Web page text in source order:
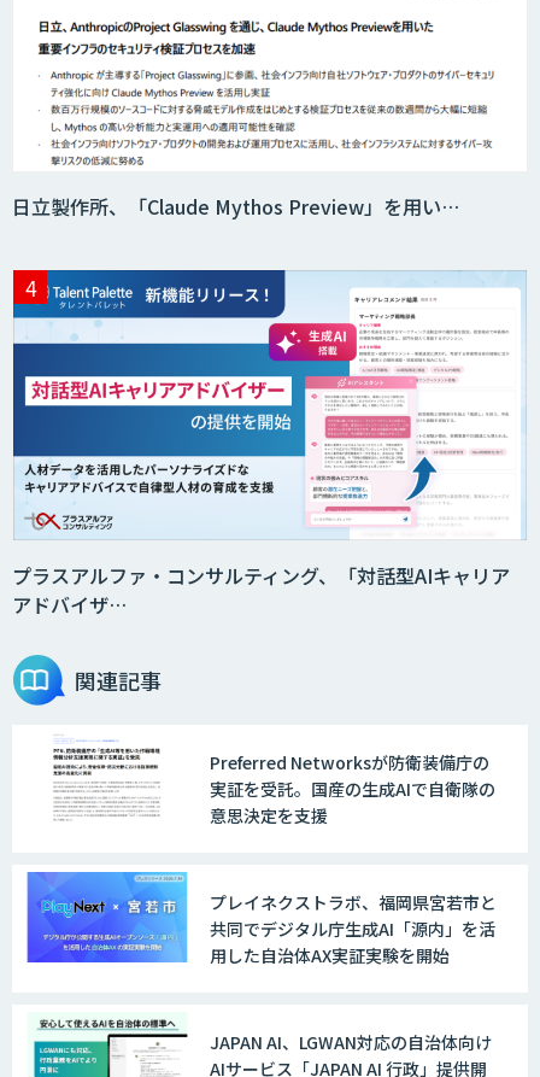
日立製作所、「Claude Mythos Preview」を用い…
プラスアルファ・コンサルティング、「対話型AIキャリア
アドバイザ…
関連記事
Preferred Networksが防衛装備庁の
実証を受託。国産の生成AIで自衛隊の
意思決定を支援
プレイネクストラボ、福岡県宮若市と
共同でデジタル庁生成AI「源内」を活
用した自治体AX実証実験を開始
JAPAN AI、LGWAN対応の自治体向け
AIサービス「JAPAN AI 行政」提供開